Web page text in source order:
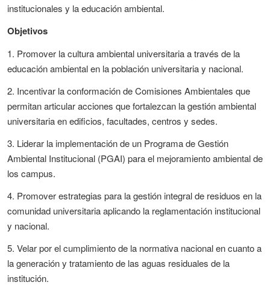
institucionales y la educación ambiental.
Objetivos
1. Promover la cultura ambiental universitaria a través de la
educación ambiental en la población universitaria y nacional.
2. Incentivar la conformación de Comisiones Ambientales que
permitan articular acciones que fortalezcan la gestión ambiental
universitaria en edificios, facultades, centros y sedes.
3. Liderar la implementación de un Programa de Gestión
Ambiental Institucional (PGAI) para el mejoramiento ambiental de
los campus.
4. Promover estrategias para la gestión integral de residuos en la
comunidad universitaria aplicando la reglamentación institucional
y nacional.
5. Velar por el cumplimiento de la normativa nacional en cuanto a
la generación y tratamiento de las aguas residuales de la
institución.